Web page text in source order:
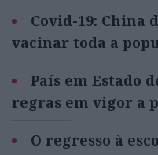
Covid-19: China
vacinar toda a
País em Estado
regras em vigor a
O regresso à